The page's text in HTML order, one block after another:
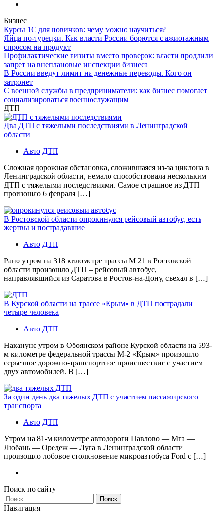
Бизнес
Курсы 1С для новичков: чему можно научиться?
Яйца по-турецки. Как власти России борются с ажиотажным
спросом на продукт
Профилактические визиты вместо проверок: власти продлили
запрет на внеплановые инспекции бизнеса
В России введут лимит на денежные переводы. Кого он
затронет
С военной службы в предприниматели: как бизнес помогает
социализироваться военнослужащим
ДТП
Два ДТП с тяжелыми последствиями в Ленинградской
области
Авто ДТП
Сложная дорожная обстановка, сложившаяся из-за циклона в
Ленинградской области, немало способствовала нескольким
ДТП с тяжелыми последствиями. Самое страшное из ДТП
произошло 6 февраля […]
В Ростовской области опрокинулся рейсовый автобус, есть
жертвы и пострадавшие
Авто ДТП
Рано утром на 318 километре трассы М 21 в Ростовской
области произошло ДТП – рейсовый автобус,
направлявшийся из Саратова в Ростов-на-Дону, съехал в […]
В Курской области на трассе «Крым» в ДТП пострадали
четыре человека
Авто ДТП
Накануне утром в Обоянском районе Курской области на 593-
м километре федеральной трассы М-2 «Крым» произошло
серьезное дорожно-транспортное происшествие с участием
двух автомобилей. В […]
За один день два тяжелых ДТП с участием пассажирского
транспорта
Авто ДТП
Утром на 81-м километре автодороги Павлово — Мга —
Любань — Оредеж — Луга в Ленинградской области
произошло лобовое столкновение микроавтобуса Ford с […]
Поиск по сайту
Найти:
Навигация